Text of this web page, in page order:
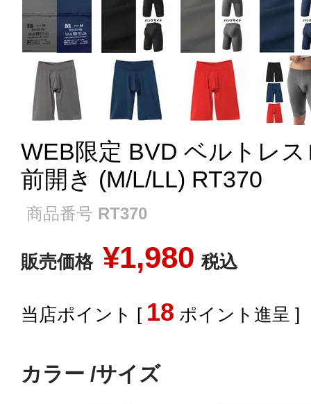
WEB限定 BVD ベルトレ
前開き (M/L/LL) RT370
商品番号 RT370
販売価格 ¥1,980 税込
[ 18 ポイント進呈 ]
カラー サイズ